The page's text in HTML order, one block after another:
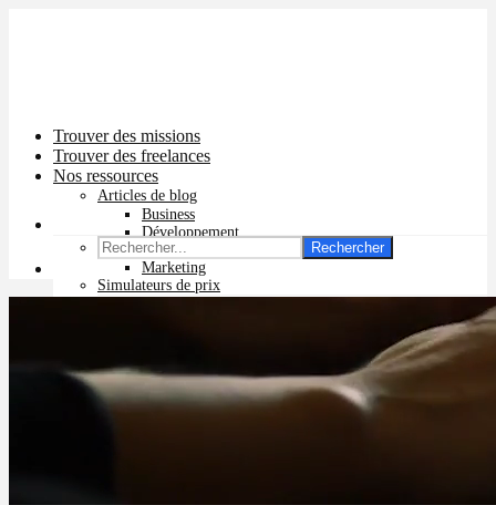
Trouver des missions
Trouver des freelances
Nos ressources
Articles de blog
Business
Développement
Graphisme
Marketing
Simulateurs de prix
Prix pub Instagram
Prix logiciel
Prix chatbot
Rechercher